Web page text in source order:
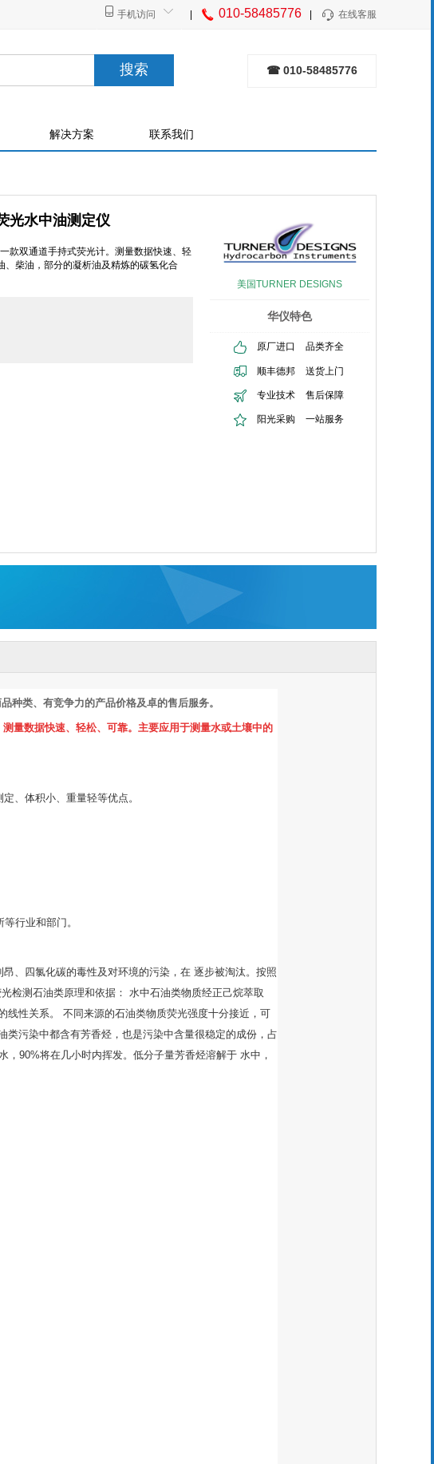
在线客服
010-58485776
手机访问
搜索 ☎ 010-58485776
解决方案 联系我们
光水中油测定仪
款双通道手持式荧光计。测量数据快速、轻
柴油，部分的凝析油及精炼的碳氢化合
美国TURNER DESIGNS
华仪特色
原厂进口 品类齐全
顺丰德邦 送货上门
专业技术 售后保障
阳光采购 一站服务
种类、 有竞争力的产品价格及卓的售后服务。
量数据快速、轻松、可靠。主要应用于测量水或土壤中的
、体积小、重量轻等优点。
行业和部门。
、四氯化碳的毒性及对环境的污染，在 逐步被淘汰。按照
检测石油类原理和依据： 水中石油类物质经正己烷萃取
线性关系。 不同来源的石油类物质荧光强度十分接近，可
污染中都含有芳香烃，也是污染中含量很稳定的成份，占
， 90%将在几小时内挥发。低分子量芳香烃溶解于 水中，